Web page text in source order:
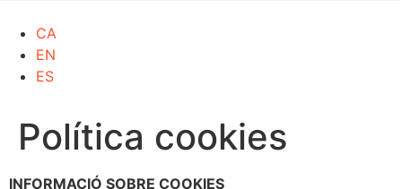
CA
EN
ES
Política cookies
INFORMACIÓ SOBRE COOKIES